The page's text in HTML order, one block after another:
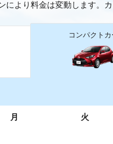
により料金は変動します。
コンパクトカ
月 火